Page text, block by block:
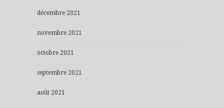
décembre 2021
novembre 2021
octobre 2021
septembre 2021
août 2021